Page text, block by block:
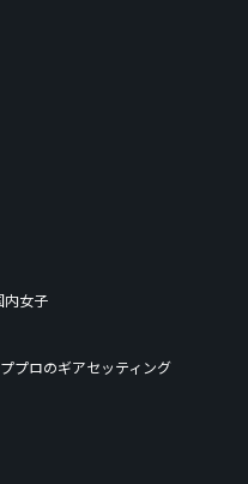
内女子
プロのギアセッティング